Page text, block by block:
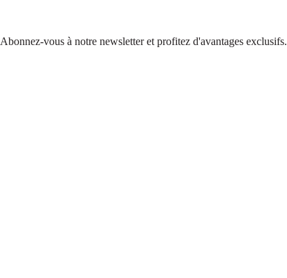
Abonnez-vous à notre newsletter et profitez d'avantages exclusifs.